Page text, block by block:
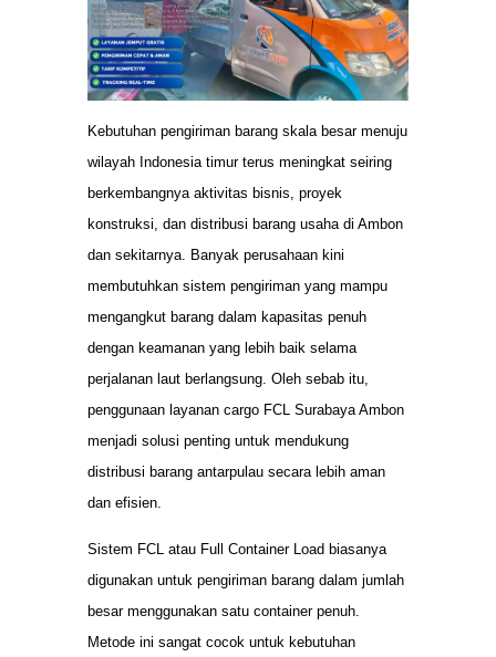
Kebutuhan pengiriman barang skala besar menuju
wilayah Indonesia timur terus meningkat seiring
berkembangnya aktivitas bisnis, proyek
konstruksi, dan distribusi barang usaha di Ambon
dan sekitarnya. Banyak perusahaan kini
membutuhkan sistem pengiriman yang mampu
mengangkut barang dalam kapasitas penuh
dengan keamanan yang lebih baik selama
perjalanan laut berlangsung. Oleh sebab itu,
penggunaan layanan cargo FCL Surabaya Ambon
menjadi solusi penting untuk mendukung
distribusi barang antarpulau secara lebih aman
dan efisien.
Sistem FCL atau Full Container Load biasanya
digunakan untuk pengiriman barang dalam jumlah
besar menggunakan satu container penuh.
Metode ini sangat cocok untuk kebutuhan